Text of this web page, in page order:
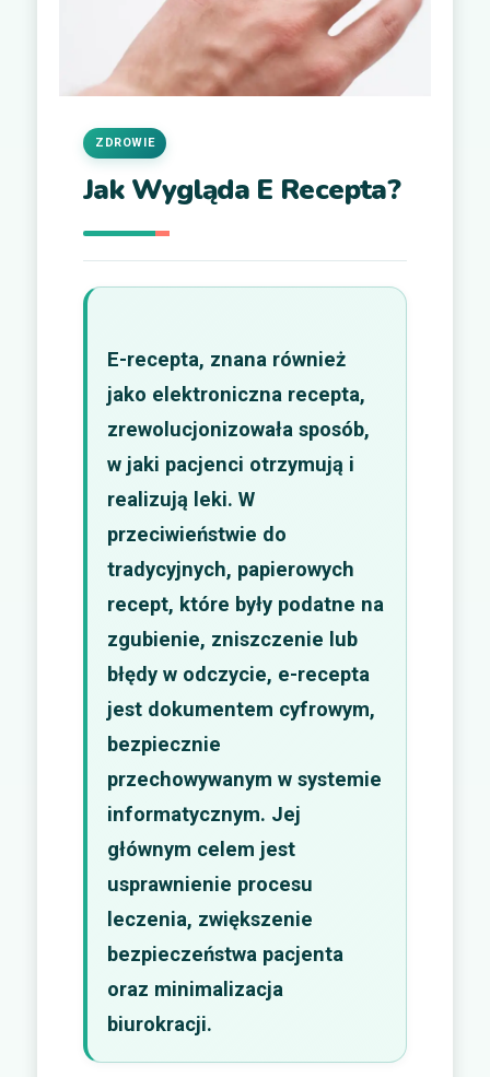
Jak Wygląda E Recepta?
ZDROWIE
E-recepta, znana również
jako elektroniczna recepta,
zrewolucjonizowała sposób,
w jaki pacjenci otrzymują i
realizują leki. W
przeciwieństwie do
tradycyjnych, papierowych
recept, które były podatne na
zgubienie, zniszczenie lub
błędy w odczycie, e-recepta
jest dokumentem cyfrowym,
bezpiecznie
przechowywanym w systemie
informatycznym. Jej
głównym celem jest
usprawnienie procesu
leczenia, zwiększenie
bezpieczeństwa pacjenta
oraz minimalizacja
biurokracji.